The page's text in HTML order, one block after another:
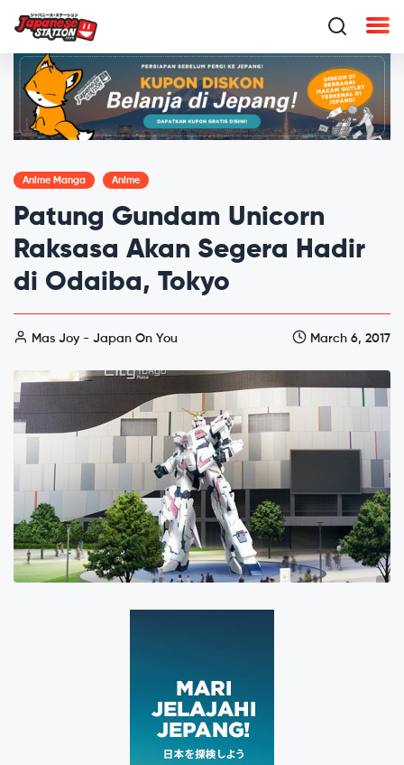
Anime Manga Anime
Patung Gundam Unicorn
Raksasa Akan Segera Hadir
di Odaiba, Tokyo
Mas Joy - Japan On You March 6, 2017